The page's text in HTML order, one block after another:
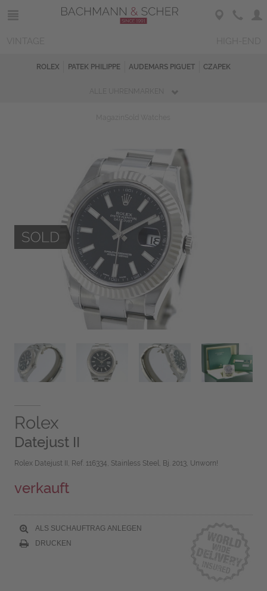
ROLEX PATEK PHILIPPE AUDEMARS PIGUET CZAPEK
Rolex
Datejust II
Rolex Datejust II, Ref. 116334, Stainless Steel, Bj. 2013, Unworn!
verkauft
ALS SUCHAUFTRAG ANLEGEN
DRUCKEN